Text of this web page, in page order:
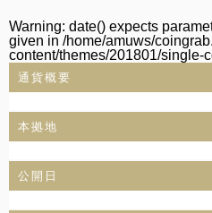
Warning: date() expects
given in /home/amuws/
content/themes/201801/single-
通貨概要
本拠地
公開日